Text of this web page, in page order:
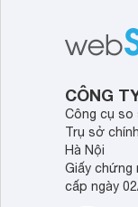
CÔNG
Công cụ so
Trụ sở
Hà Nội
Giấy chứng
cấp ngày